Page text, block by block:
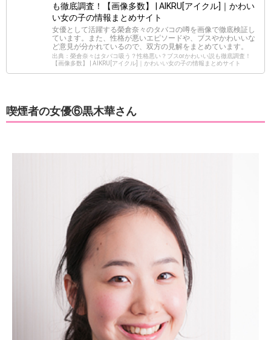
も徹底調査！【画像多数】 | AIKRU[アイクル]｜かわい
い女の子の情報まとめサイト
女優として活躍する榮倉奈々のタバコの噂を画像で徹底検証し
ています。また、性格が悪いエピソードや、ブスやかわいいな
ど意見が分かれているので、双方の見解をまとめています。
出典：榮倉奈々はタバコ吸う？性格悪い？ブスorかわいい説も徹底調査！
【画像多数】 | AIKRU[アイクル]｜かわいい女の子の情報まとめサイト
喫煙者の女優⑥黒木華さん